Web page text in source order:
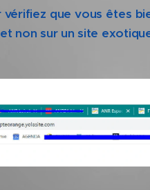
que vous êtes
non sur un site